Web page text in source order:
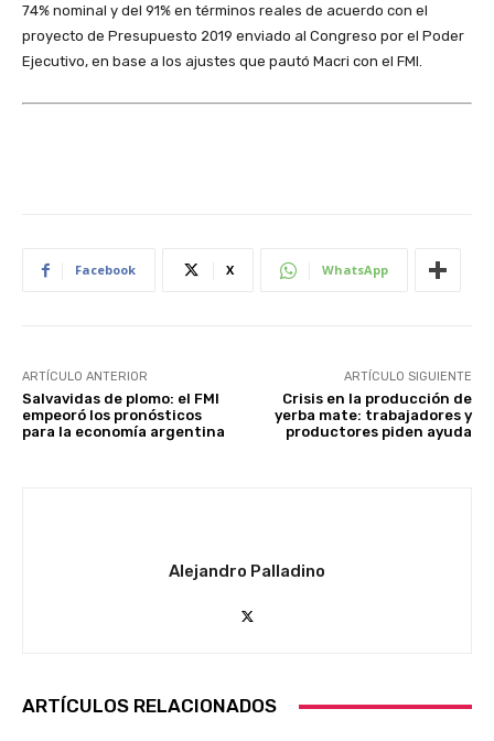
74% nominal y del 91% en términos reales de acuerdo con el
proyecto de Presupuesto 2019 enviado al Congreso por el Poder
Ejecutivo, en base a los ajustes que pautó Macri con el FMI.
Facebook X WhatsApp
ARTÍCULO ANTERIOR
Salvavidas de plomo: el FMI
empeoró los pronósticos
para la economía argentina
ARTÍCULO SIGUIENTE
Crisis en la producción de
yerba mate: trabajadores y
productores piden ayuda
Alejandro Palladino
ARTÍCULOS RELACIONADOS